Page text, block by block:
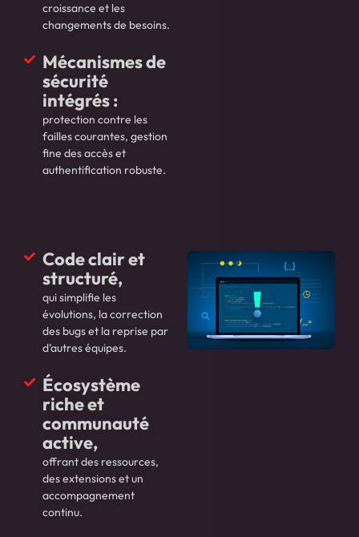
croissance et les
changements de besoins.
Mécanismes de
sécurité
intégrés :
protection contre les
failles courantes, gestion
fine des accès et
authentification robuste.
Code clair et
structuré,
qui simplifie les
évolutions, la correction
des bugs et la reprise par
d’autres équipes.
Écosystème
riche et
communauté
active,
offrant des ressources,
des extensions et un
accompagnement
continu.